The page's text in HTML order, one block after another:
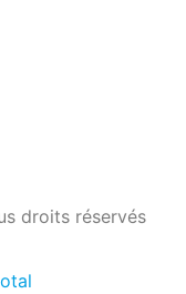
droits réservés